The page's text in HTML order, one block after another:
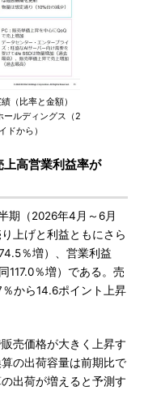
（比率と金額）
ールディングス（2
から）
高営業利益率が
期（2026年4月～6月
上げと利益ともにさら
％増）、営業利益
117.0％増）である。売
から14.6ポイント上昇
売価格が大きく上昇す
の出荷容量は前期比で
出荷が増えると予測す